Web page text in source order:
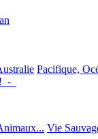
Pacifique,
_
Vie